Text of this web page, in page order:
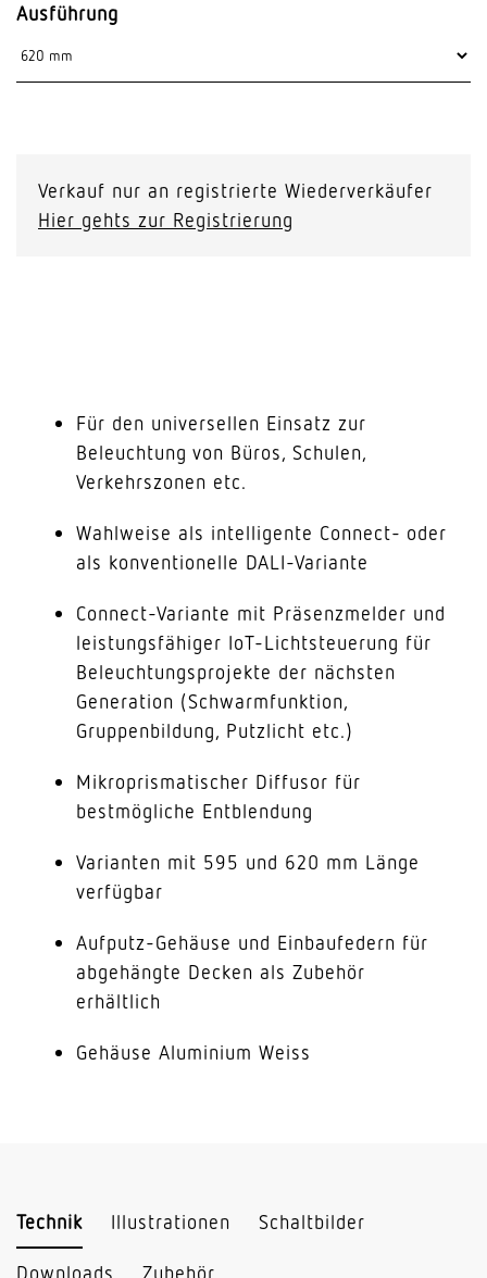
Ausführung
Verkauf nur an registrierte Wiederverkäufer
Hier gehts zur Registrierung
Für den universellen Einsatz zur
Beleuchtung von Büros, Schulen,
Verkehrszonen etc.
Wahlweise als intelligente Connect- oder
als konventionelle DALI-Variante
Connect-Variante mit Präsenzmelder und
leistungsfähiger IoT-Lichtsteuerung für
Beleuchtungsprojekte der nächsten
Generation (Schwarmfunktion,
Gruppenbildung, Putzlicht etc.)
Mikroprismatischer Diffusor für
bestmögliche Entblendung
Varianten mit 595 und 620 mm Länge
verfügbar
Aufputz-Gehäuse und Einbaufedern für
abgehängte Decken als Zubehör
erhältlich
Gehäuse Aluminium Weiss
Technik Illustrationen Schaltbilder
Downloads Zubehör